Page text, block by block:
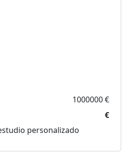
1000000 €
€
personalizado